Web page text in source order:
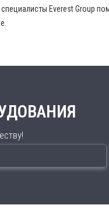
Everest Group